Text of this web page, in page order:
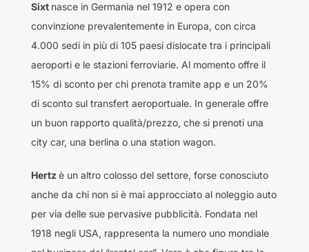
Sixt nasce in Germania nel 1912 e opera con
convinzione prevalentemente in Europa, con circa
4.000 sedi in più di 105 paesi dislocate tra i principali
aeroporti e le stazioni ferroviarie. Al momento offre il
15% di sconto per chi prenota tramite app e un 20%
di sconto sul transfert aeroportuale. In generale offre
un buon rapporto qualità/prezzo, che si prenoti una
city car, una berlina o una station wagon.
Hertzè un altro colosso del settore, forse conosciuto
anche da chi non si è mai approcciato al noleggio auto
per via delle sue pervasive pubblicità. Fondata nel
1918 negli USA, rappresenta la numero uno mondiale